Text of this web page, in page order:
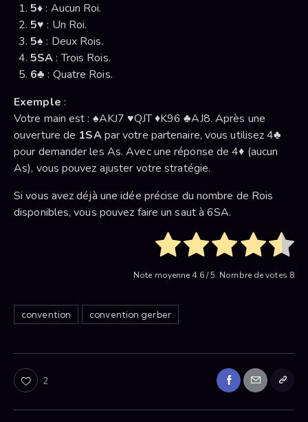
5♦: Aucun Roi.
5♥ : Un Roi.
5♠ : Deux Rois.
5SA: Trois Rois.
6♣ : Quatre Rois.
Exemple :
Votre main est : ♠AKJ7 ♥QJT ♦K96 ♣AJ8. Après une
ouverture de 1SApar votre partenaire, vous utilisez 4♣
pour demander les As. Avec une réponse de 4♦ (aucun
As), vous pouvez ajuster votre stratégie.
Si vous avez déjà une idée précise du nombre de Rois
disponibles, vous pouvez faire un saut à 6SA.
Note moyenne 4.6/ 5. Nombre de votes 8
convention convention gerber
2